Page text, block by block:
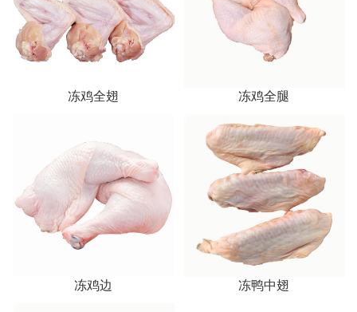
冻鸡全翅 冻鸡全腿
冻鸡边 冻鸭中翅